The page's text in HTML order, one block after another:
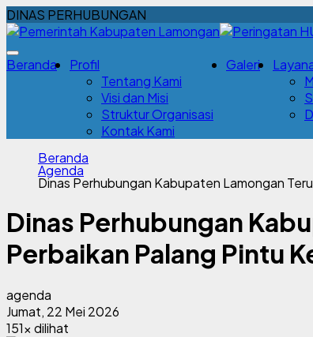
DINAS PERHUBUNGAN
Beranda
Profil
Tentang Kami
Visi dan Misi
Struktur Organisasi
Kontak Kami
Galeri
Beranda
Agenda
Dinas Perhubungan Kabupaten Lamongan
Dinas Perhubungan
Perbaikan Palang Pintu
agenda
Jumat, 22 Mei 2026
151x dilihat